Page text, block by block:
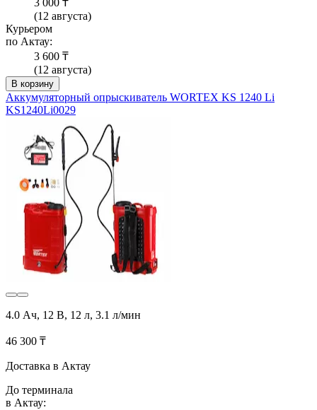
(12 августа)
Курьером
по Актау:
3 600 ₸
(12 августа)
В корзину
Аккумуляторный опрыскиватель WORTEX KS 1240 Li
KS1240Li0029
4.0 Ач, 12 В, 12 л, 3.1 л/мин
46 300 ₸
Доставка в Актау
До терминала
в Актау: